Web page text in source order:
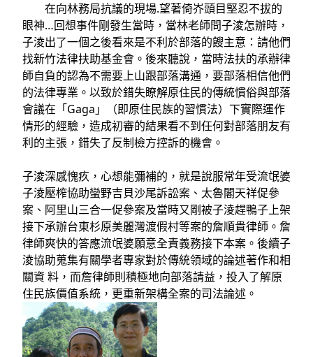
在向林務局抗議的現場.望著倚岕頭目堅忍不拔的
眼神…回想事件剛發生當時，當林老師問子淩怎辦時，
子淩出了一個之後看來是不利於部落的餿主意：請他們
找新竹法律扶助基金會。後來聽說，當時法扶的承辦律
師自負的認為不需要上山跟部落溝通，要部落相信他們
的法律專業。以致於錯失瞭解原住民的傳統慣俗與部落
會議在「Gaga」（即原住民族的習慣法）下實際運作
情形的經驗，造成初審的結果看不到任何對部落朋友有
利的主張，錯失了反制檢方控訴的機會。
子淩深感愧疚，心想能彌補的，就是說服常年受流氓婆
子淩壓榨協助蠻野吉貝沙尾訴訟案、太魯閣天祥促參
案、阿里山三合一促參案及當時又剛被子淩趕鴨子上架
接下承辦台東杉原美麗灣渡假村等案的詹順貴律師。詹
律師爽快的答應流氓婆願意全責義務接下本案。後續子
淩協助蒐集有關學者專家對於傳統領域的論述著作和相
關資 料，而詹律師則積極地向部落請益，投入了解原
住民族價值系統，更重新架構全案的司法論述。